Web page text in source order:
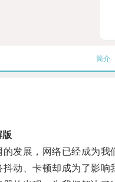
简介
版
展，网络已经成为我
、卡顿却成为了影响